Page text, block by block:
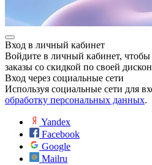
Вход в личный кабинет
Войдите в личный кабинет, чтобы
заказы со скидкой по своей
Вход через социальные сети
Используя социальные сети для
обработку персональных данных.
Yandex
Facebook
Google
Mailru